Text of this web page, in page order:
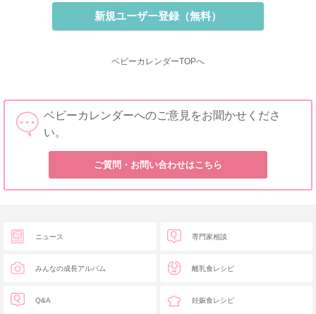
新規ユーザー登録（無料）
ベビーカレンダーTOPへ
ベビーカレンダーへのご意見をお聞かせくださ
い。
ご質問・お問い合わせはこちら
ニュース
みんなの成長アルバム
Q&A
専門家相談
離乳食レシピ
妊娠食レシピ